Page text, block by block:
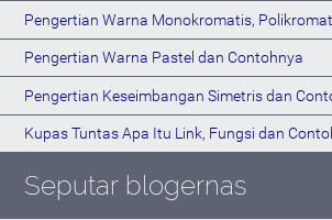
Pengertian Warna Monokromatis,
Pengertian Warna Pastel dan Contohnya
Pengertian Keseimbangan Simetris dan
Kupas Tuntas Apa Itu Link, Fungsi dan
Seputar blogernas